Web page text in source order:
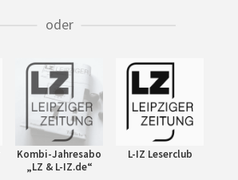
oder
Kombi-Jahresabo
„LZ & L-IZ.de“
L-IZ Leserclub